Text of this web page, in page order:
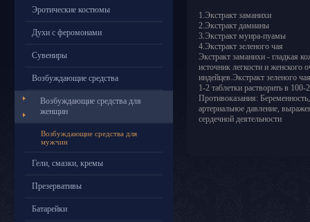
Эротические костюмы
Духи с феромонами
Сувениры
Возбуждающие средства
Возбуждающие средства для
женщин
Возбуждающие средства для
мужчин
Гели, смазки, кремы
Презервативы
Батарейки
1.Экстракт заманихи
2.Экстракт дамианы
3.Экстракт муира-пуамы
4.Экстракт зеленого чая
Экстракт заманихи - гладкая
источник легкости и
индейцев.Экстракт зеленого
1-2 таблетки растворить в
Противоказания:
артериальное давление,
сердечной деятельности